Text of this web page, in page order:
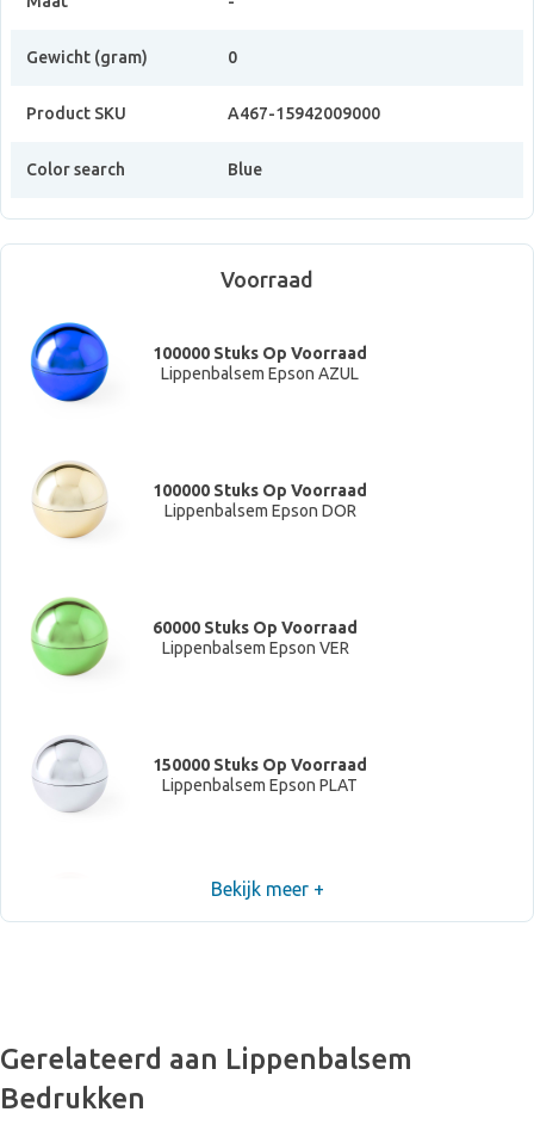
Gewicht (gram) 0
Product SKU A467-15942009000
Color search Blue
Voorraad
100000 Stuks Op Voorraad
Lippenbalsem Epson AZUL
100000 Stuks Op Voorraad
Lippenbalsem Epson DOR
60000 Stuks Op Voorraad
Lippenbalsem Epson VER
150000 Stuks Op Voorraad
Lippenbalsem Epson PLAT
190000 Stuks Op Voorraad
Lippenbalsem Epson ROSA
Bekijk meer +
Gerelateerd aan Lippenbalsem
Bedrukken